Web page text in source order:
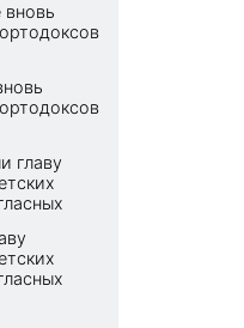
главу